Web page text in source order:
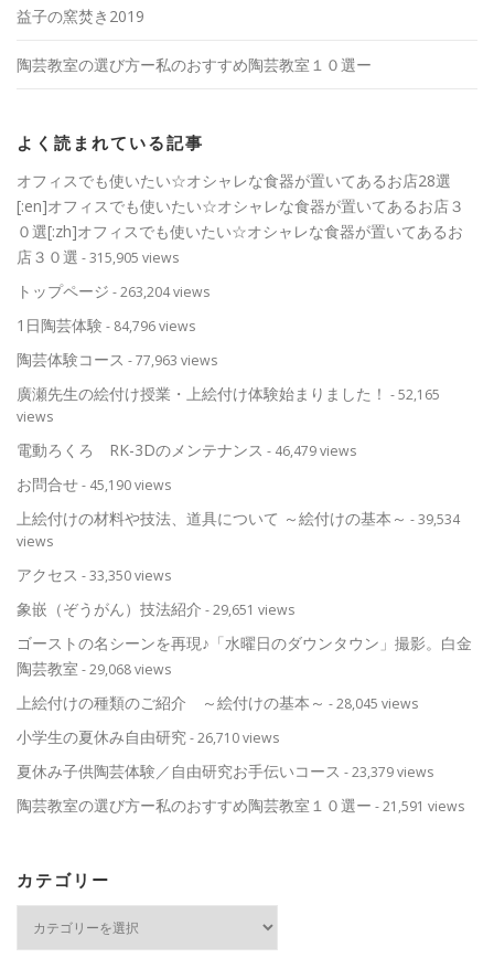
益子の窯焚き2019
陶芸教室の選び方ー私のおすすめ陶芸教室１０選ー
よく読まれている記事
オフィスでも使いたい☆オシャレな食器が置いてあるお店28選
[:en]オフィスでも使いたい☆オシャレな食器が置いてあるお店３
０選[:zh]オフィスでも使いたい☆オシャレな食器が置いてあるお
店３０選 - 315,905 views
トップページ - 263,204 views
1日陶芸体験 - 84,796 views
陶芸体験コース - 77,963 views
廣瀬先生の絵付け授業・上絵付け体験始まりました！ - 52,165
views
電動ろくろ RK-3Dのメンテナンス - 46,479 views
お問合せ- 45,190 views
上絵付けの材料や技法、道具について ～絵付けの基本～ - 39,534
views
アクセス - 33,350 views
象嵌（ぞうがん）技法紹介 - 29,651 views
ゴーストの名シーンを再現♪「水曜日のダウンタウン」撮影。白金
陶芸教室 - 29,068 views
上絵付けの種類のご紹介 ～絵付けの基本～ - 28,045 views
小学生の夏休み自由研究- 26,710 views
夏休み子供陶芸体験／自由研究お手伝いコース - 23,379 views
陶芸教室の選び方ー私のおすすめ陶芸教室１０選ー - 21,591 views
カテゴリー